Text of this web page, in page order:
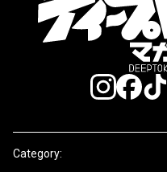
Category: